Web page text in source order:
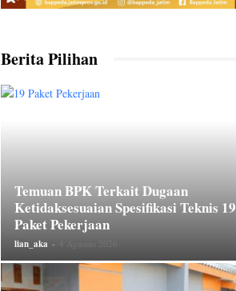
Berita Pilihan
Temuan BPK Terkait Dugaan
Ketidaksesuaian Spesifikasi Teknis 19
Paket Pekerjaan
lian_aka -